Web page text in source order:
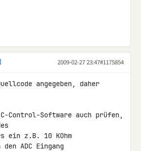
2009-02-27 23:47#1175854
angegeben, daher
Control-Software auch prüfen,
ein z.B. 10 KOhm
ADC Eingang